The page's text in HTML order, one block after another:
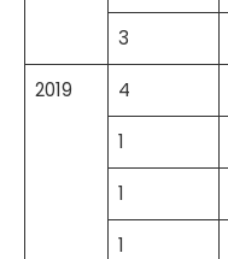
3
2019 4
1
1
1